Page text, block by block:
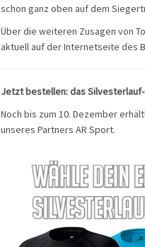
schon ganz oben auf dem
Über die weiteren Zusagen von
aktuell auf der Internetseite des
Jetzt bestellen: das
Noch bis zum 10. Dezember
unseres Partners AR Sport.